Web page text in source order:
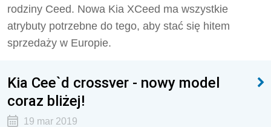
rodziny Ceed. Nowa Kia XCeed ma wszystkie
atrybuty potrzebne do tego, aby stać się hitem
sprzedaży w Europie.
Kia Cee`d crossver - nowy model
coraz bliżej!
19 mar 2019